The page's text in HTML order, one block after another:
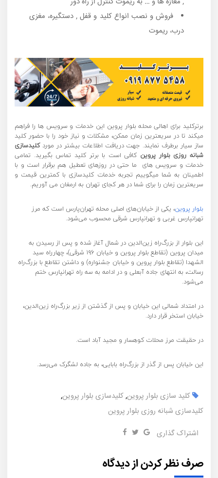
فروش و نصب انواع کلید و قفل , دستگیره، مغزی
درب، ریموت
برترکلید برای اهالی محله بلوار پروین این خدمات و سرویس ها را فراهم
میکند تا در سریعترین زمان ممکن، مشکلات و نیاز خود را با حضور کلید
ساز سیار برطرف نمایند. جهت دریافت اطلاعات بیشتر در مورد کلیدسازی
شبانه روزی بلوار پروین کافی است با برتر کلید تماس بگیرید. تمامی
خدمات و سرویس های ما حتی در روزهای تعطیل هم برقرار است و با
اطمینان به شما میگوییم تجربه خدمات کلیدسازی با کمترین قیمت و
سریعترین زمان را برای شما در هر کجای تهران به ارمغان می آوریم.
بلوار پروین، یکی از خیابان‌های اصلی محله تهران‌پارس است که مرز
تهرانپارس غربی و تهرانپارس شرقی محسوب می‌شود.
این بلوار از بزرگ‌راه زین‌الدین در شمال آغاز شده و پس از رسیدن به
میدان پروین (تقاطع بلوار پروین و خیابان ۱۹۶ شرقی)، چهارراه سید
الشهدا (تقاطع بلوار پروین و خیابان جشنواره) و داشتن تقاطع با بزرگ‌راه
رسالت، به انتهای جاده آبعلی و در ادامه به سه راه تهرانپارس ختم
می‌شود.
در امتداد شمالی این خیابان و پس از گذشتن از زیر بزرگ‌راه زین‌الدین،
خیابان استخر قرار دارد.
در حقیقت مرز محلات کوهسار و مجید آباد است.
این خیابان پس از گذر از بزرگ‌راه بابایی، به جاده لشگرک می‌رسد.
کلید سازی بلوار پروین,کلیدسازی بلوار پروین,
کلیدسازی شبانه روزی بلوار پروین
اشتراک گذاری
صرف نظر کردن از دیدگاه